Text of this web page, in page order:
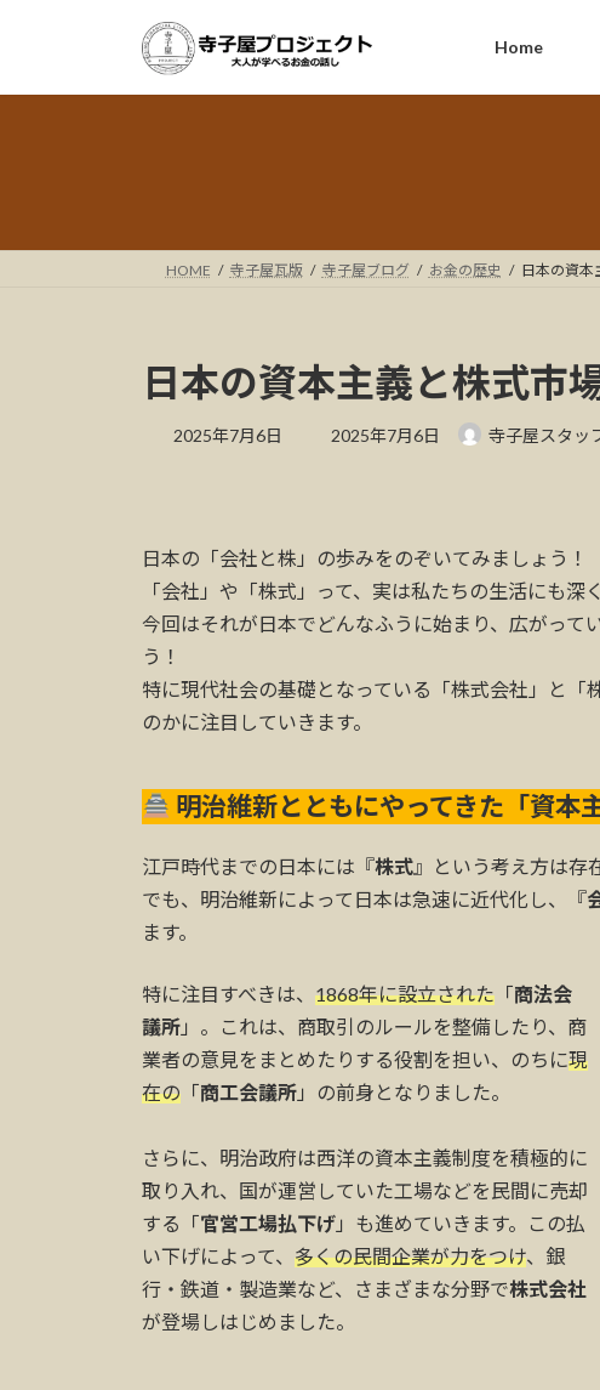
ン
ッ
ー
移
Home
HOME 寺子屋瓦版 寺子屋ブログ お金の歴史 日本の資本
日本の資本主義と株式市
2025年7月6日
最
時
2025年7月6日 寺子屋スタッ
日本の「会社と株」の歩みをのぞいてみましょう！
「会社」や「株式」って、実は私たちの生活にも深
今回はそれが日本でどんなふうに始まり、広がって
う！
特に現代社会の基礎となっている「株式会社」と
のかに注目していきます。
明治維新とともにやってきた「資本主
江戸時代までの日本には『株式』という考え方は存
でも、明治維新によって日本は急速に近代化し、『
ます。
特に注目すべきは、 1868年に設立された 「商法会
議所 」。これは、商取引のルールを整備したり、商
業者の意見をまとめたりする役割を担い、のちに現
在の 「商工会議所 」の前身となりました。
さらに、明治政府は西洋の資本主義制度を積極的に
取り入れ、国が運営していた工場などを民間に売却
する「官営工場払下げ 」も進めていきます。この払
い下げによって、 多くの民間企業が力をつけ、銀
行・鉄道・製造業など、さまざまな分野で株式会社
が登場しはじめました。